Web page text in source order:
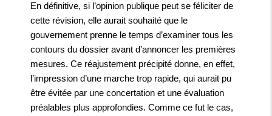
En définitive, si l’opinion publique peut se féliciter de
cette révision, elle aurait souhaité que le
gouvernement prenne le temps d’examiner tous les
contours du dossier avant d’annoncer les premières
mesures. Ce réajustement précipité donne, en effet,
l’impression d’une marche trop rapide, qui aurait pu
être évitée par une concertation et une évaluation
préalables plus approfondies. Comme ce fut le cas,